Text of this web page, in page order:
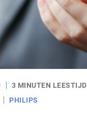
3 MINUTEN LEESTIJD
PHILIPS